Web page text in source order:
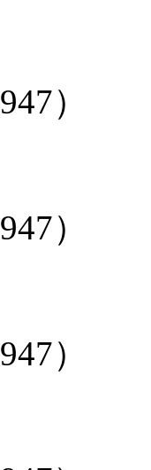
）
）
）